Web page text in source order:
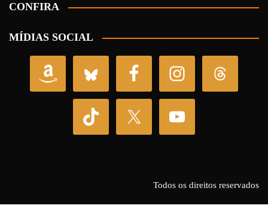
CONFIRA
MÍDIAS SOCIAL
Todos os direitos reservados